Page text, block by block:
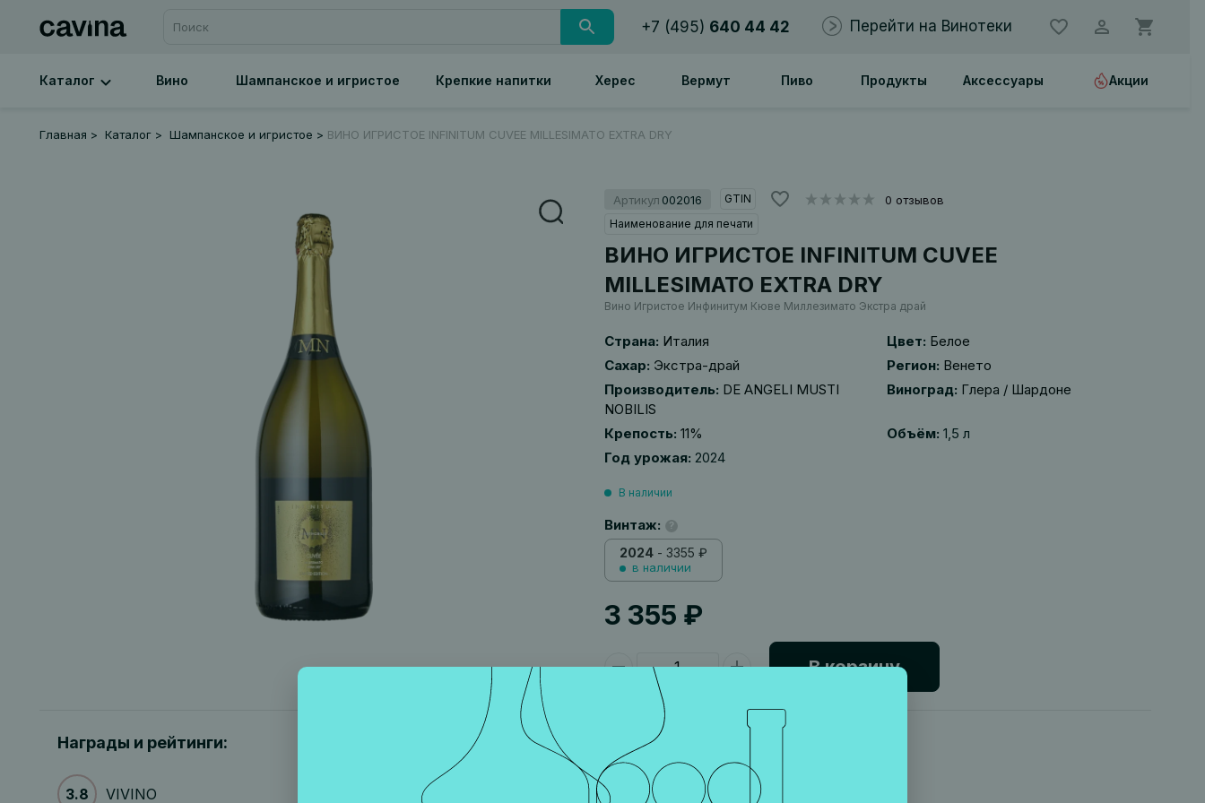
+7 (495) 640 44 42 Перейти на Винотеки
Каталог Вино Шампанское и игристое Крепкие напитки Херес Вермут Пиво Продукты Аксессуары Акции
Главная Каталог Шампанское и игристое ВИНО ИГРИСТОЕ INFINITUM CUVEE MILLESIMATO EXTRA DRY
Артикул 002016 GTIN 0 отзывов
Наименование для печати
ВИНО ИГРИСТОЕ INFINITUM CUVEE
MILLESIMATO EXTRA DRY
Вино Игристое Инфинитум Кюве Миллезимато Экстра драй
Страна: Италия Цвет: Белое
Сахар: Экстра-драй Регион: Венето
Производитель: DE ANGELI MUSTI
NOBILIS
Виноград: Глера / Шардоне
Крепость: 11% Объём: 1,5 л
Год урожая: 2024
В наличии
Винтаж: ?
2024- 3355 ₽
в наличии
3 355 ₽
В корзину
Награды и рейтинги:
3.8 VIVINO